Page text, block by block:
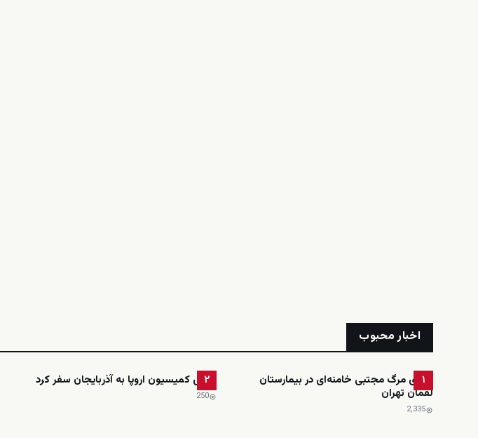
اخبار محبوب
۱
ادعای مرگ مجتبی خامنه‌ای در بیمارستان
لقمان تهران
2٬335
۲
رئیس کمیسیون اروپا به آذربایجان سفر کرد
250